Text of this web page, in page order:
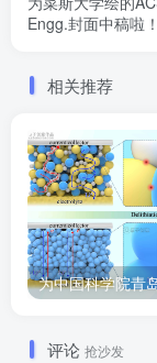
Engg.封面中稿啦！
相关推荐
评论 抢沙发